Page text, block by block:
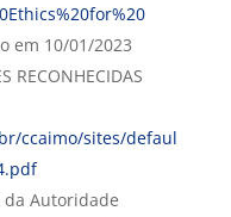
em 10/01/2023
RECONHECIDAS
ccaimo/sites/defaul
da Autoridade